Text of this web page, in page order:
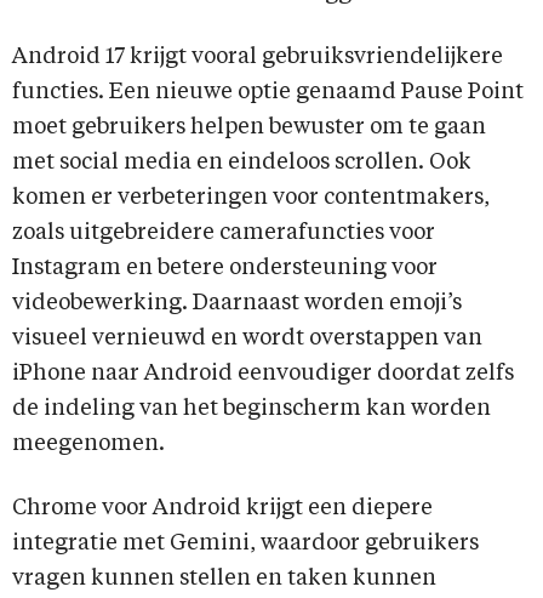
Android 17 krijgt vooral gebruiksvriendelijkere
functies. Een nieuwe optie genaamd Pause Point
moet gebruikers helpen bewuster om te gaan
met social media en eindeloos scrollen. Ook
komen er verbeteringen voor contentmakers,
zoals uitgebreidere camerafuncties voor
Instagram en betere ondersteuning voor
videobewerking. Daarnaast worden emoji’s
visueel vernieuwd en wordt overstappen van
iPhone naar Android eenvoudiger doordat zelfs
de indeling van het beginscherm kan worden
meegenomen.
Chrome voor Android krijgt een diepere
integratie met Gemini, waardoor gebruikers
vragen kunnen stellen en taken kunnen